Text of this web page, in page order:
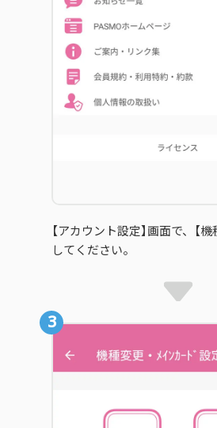
【アカウント設定】画面で、【
してください。